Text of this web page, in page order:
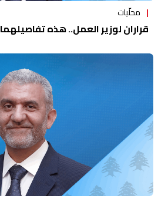
محلّيات
قراران لوزير العمل.. هذه تفاصيلهما